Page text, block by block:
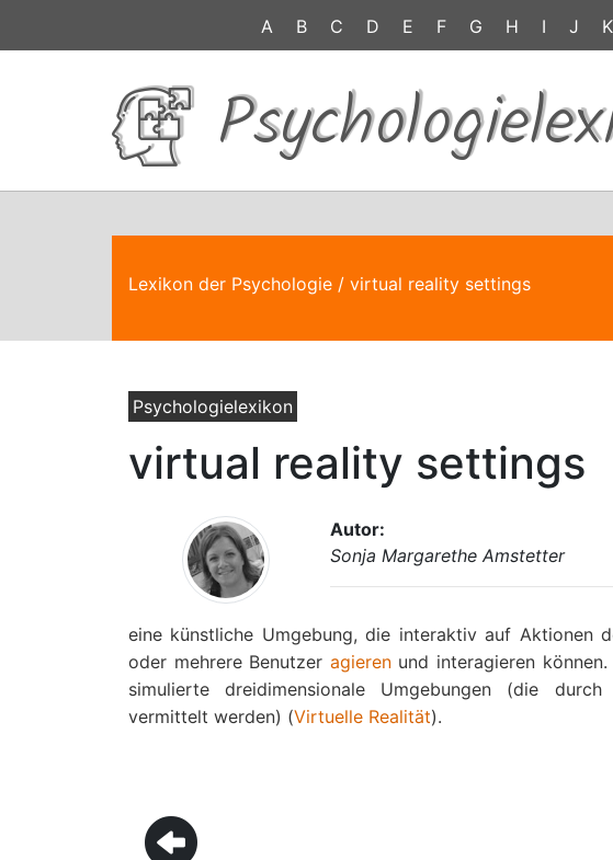
A B C D E F G H I J K
Lexikon der Psychologie / virtual reality settings
Psychologielexikon
virtual reality settings
Autor:
Sonja Margarethe Amstetter
eine künstliche Umgebung, die interaktiv auf Aktionen
oder mehrere Benutzer agierenund interagieren können.
simulierte dreidimensionale Umgebungen (die
vermittelt werden) (Virtuelle Realität).